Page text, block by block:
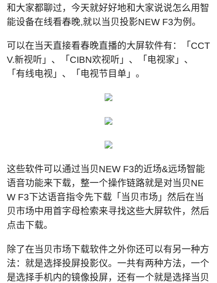
和大家都聊过，今天就好好地和大家说说怎么用智
能设备在线看春晚,就以当贝投影NEW F3为例。
可以在当天直接看春晚直播的大屏软件有：「CCT
V.新视听」、「CIBN欢视听」、「电视家」、
「有线电视」、「电视节目单」。
这些软件可以通过当贝NEW F3的近场&远场智能
语音功能来下载，整一个操作链路就是对当贝NE
W F3下达语音指令先下载「当贝市场」然后在当
贝市场中用首字母检索来寻找这些大屏软件，然后
点击下载。
除了在当贝市场下载软件之外你还可以有另一种方
法：就是选择投屏投影仪。一共有两种方法，一个
是选择手机内的镜像投屏，还有一个就是选择当贝